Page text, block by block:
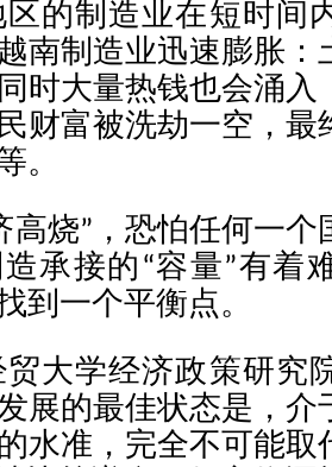
的制造业在短时间
南制造业迅速膨胀：
时大量热钱也会涌入
财富被洗劫一空，最
。
高烧”，恐怕任何一
承接的“容量”有着
到一个平衡点。
大学经济政策研究
展的最佳状态是，介
水准，完全不可能取